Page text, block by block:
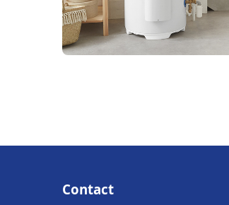
Contact